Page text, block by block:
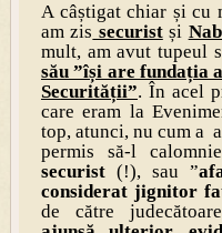
A câștigat chiar și cu
am zis securistși
mult, am avut tupeul
său ”își are fundația
Securității”. În acel
care eram la
top, atunci, nu cum a
permis să-l
securist(!), sau ”
considerat jignitor
de către